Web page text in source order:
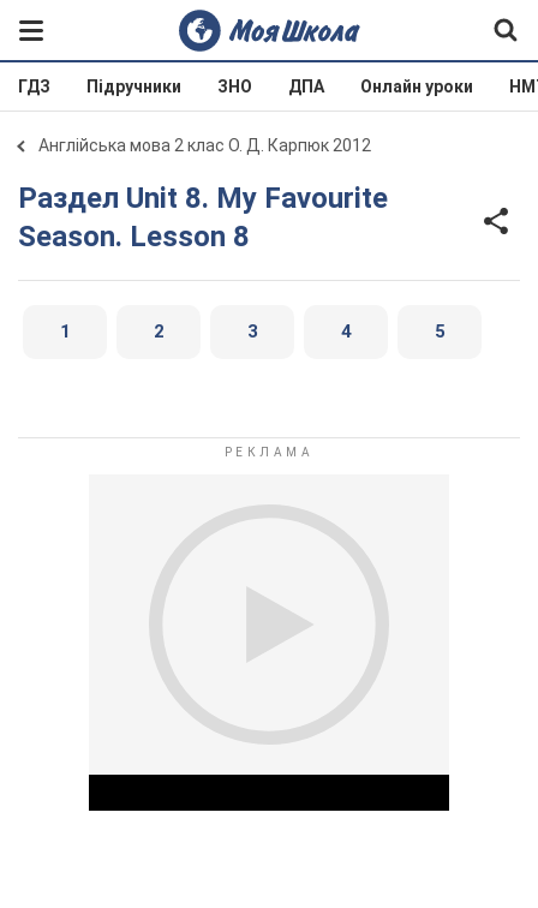
ГДЗ Підручники ЗНО ДПА Онлайн уроки
Англійська мова 2 клас О. Д. Карпюк 2012
Раздел Unit 8. My Favourite
Season. Lesson 8
1 2 3 4 5